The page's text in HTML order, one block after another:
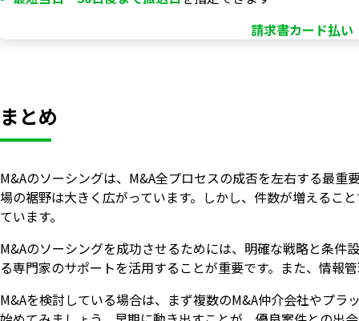
請求書カード払い
まとめ
M&Aのソーシングは、M&A全プロセスの成否を左右する最
場の裾野は大きく広がっています。しかし、件数が増えるこ
ています。
M&Aのソーシングを成功させるためには、明確な戦略と条
る専門家のサポートを活用することが重要です。また、情報
M&Aを検討している場合は、まず複数のM&A仲介会社やプ